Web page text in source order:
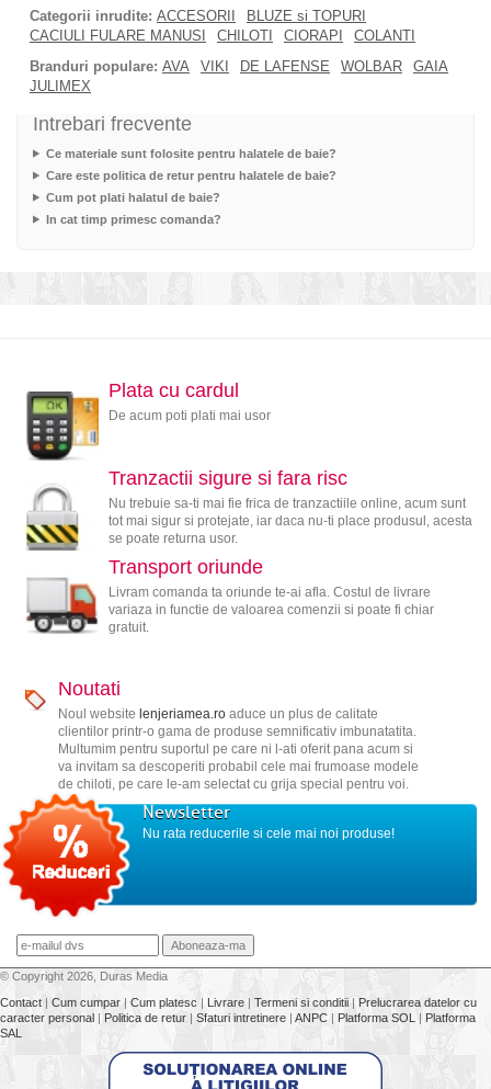
Categorii inrudite: ACCESORII
BLUZE si TOPURI
CACIULI FULARE MANUSI
CHILOTI CIORAPI
COLANTI
Branduri populare: AVA VIKI DE LAFENSE WOLBAR
GAIA
JULIMEX
Intrebari frecvente
Ce materiale sunt folosite pentru halatele de baie?
Care este politica de retur pentru halatele de baie?
Cum pot plati halatul de baie?
In cat timp primesc comanda?
Plata cu cardul
De acum poti plati mai usor
Tranzactii sigure si fara risc
Nu trebuie sa-ti mai fie frica de tranzactiile online, acum sunt
tot mai sigur si protejate, iar daca nu-ti place produsul, acesta
se poate returna usor.
Transport oriunde
Livram comanda ta oriunde te-ai afla. Costul de livrare
variaza in functie de valoarea comenzii si poate fi chiar
gratuit.
Noutati
Noul website lenjeriamea.roaduce un plus de calitate
clientilor printr-o gama de produse semnificativ imbunatatita.
Multumim pentru suportul pe care ni l-ati oferit pana acum si
va invitam sa descoperiti probabil cele mai frumoase modele
de chiloti, pe care le-am selectat cu grija special pentru voi.
Newsletter
Nu rata reducerile si cele mai noi produse!
© Copyright 2026, Duras Media
Contact | Cum cumpar | Cum platesc | Livrare | Termeni si conditii | Prelucrarea datelor cu
caracter personal | Politica de retur | Sfaturi intretinere | ANPC | Platforma SOL | Platforma
SAL